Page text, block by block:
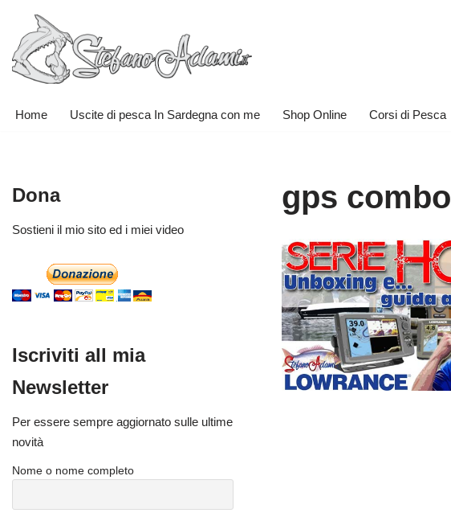
Vai
al
contenuto
Home Uscite di pesca In Sardegna con me Shop Online Corsi di Pesca
Dona
Sostieni il mio sito ed i miei video
Iscriviti all mia
Newsletter
Per essere sempre aggiornato sulle ultime
novità
Nome o nome completo
gps combo